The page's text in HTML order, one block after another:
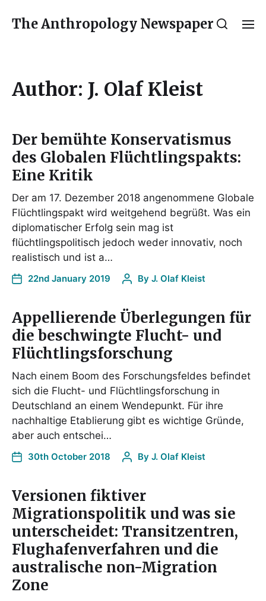
The Anthropology Newspaper
Author: J. Olaf Kleist
Der bemühte Konservatismus
des Globalen Flüchtlingspakts:
Eine Kritik
Der am 17. Dezember 2018 angenommene Globale
Flüchtlingspakt wird weitgehend begrüßt. Was ein
diplomatischer Erfolg sein mag ist
flüchtlingspolitisch jedoch weder innovativ, noch
realistisch und ist a…
22nd January 2019 By J. Olaf Kleist
Appellierende Überlegungen für
die beschwingte Flucht- und
Flüchtlingsforschung
Nach einem Boom des Forschungsfeldes befindet
sich die Flucht- und Flüchtlingsforschung in
Deutschland an einem Wendepunkt. Für ihre
nachhaltige Etablierung gibt es wichtige Gründe,
aber auch entschei…
30th October 2018 By J. Olaf Kleist
Versionen fiktiver
Migrationspolitik und was sie
unterscheidet: Transitzentren,
Flughafenverfahren und die
australische non-Migration
Zone